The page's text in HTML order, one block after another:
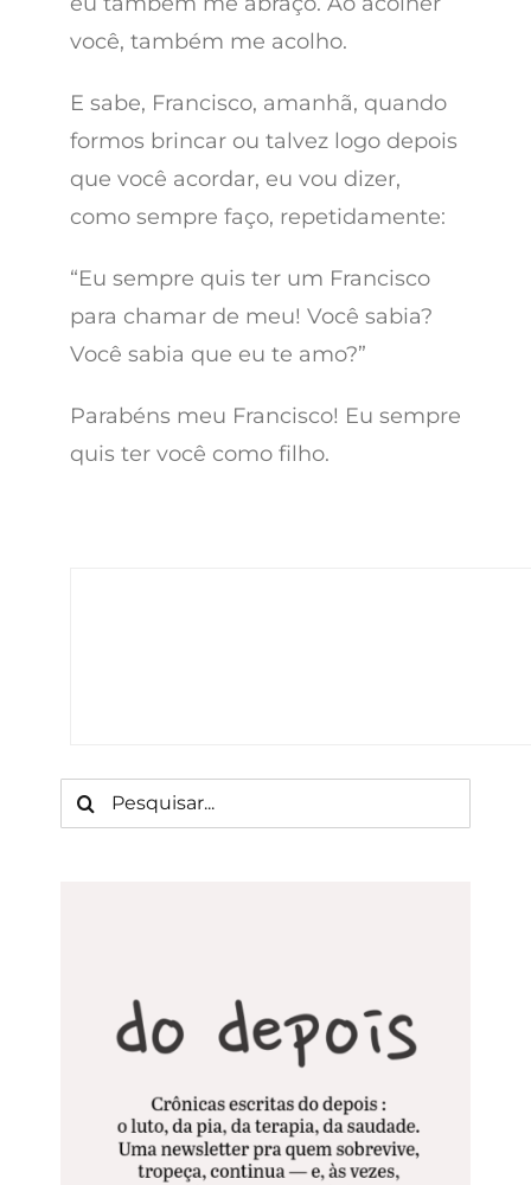
você, também me acolho.
E sabe, Francisco, amanhã, quando
formos brincar ou talvez logo depois
que você acordar, eu vou dizer,
como sempre faço, repetidamente:
“Eu sempre quis ter um Francisco
para chamar de meu! Você sabia?
Você sabia que eu te amo?”
Parabéns meu Francisco! Eu sempre
quis ter você como filho.
Buscar
resultados